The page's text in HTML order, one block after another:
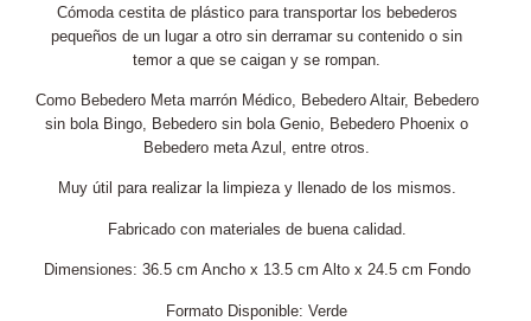
Cómoda cestita de plástico para transportar los bebederos
pequeños de un lugar a otro sin derramar su contenido o sin
temor a que se caigan y se rompan.
Como Bebedero Meta marrón Médico, Bebedero Altair, Bebedero
sin bola Bingo, Bebedero sin bola Genio, Bebedero Phoenix o
Bebedero meta Azul, entre otros.
Muy útil para realizar la limpieza y llenado de los mismos.
Fabricado con materiales de buena calidad.
Dimensiones: 36.5 cm Ancho x 13.5 cm Alto x 24.5 cm Fondo
Formato Disponible: Verde